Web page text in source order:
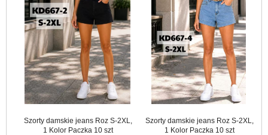
Szorty damskie jeans Roz S-2XL,
1 Kolor Paczka 10 szt
Szorty damskie jeans Roz S-2XL,
1 Kolor Paczka 10 szt